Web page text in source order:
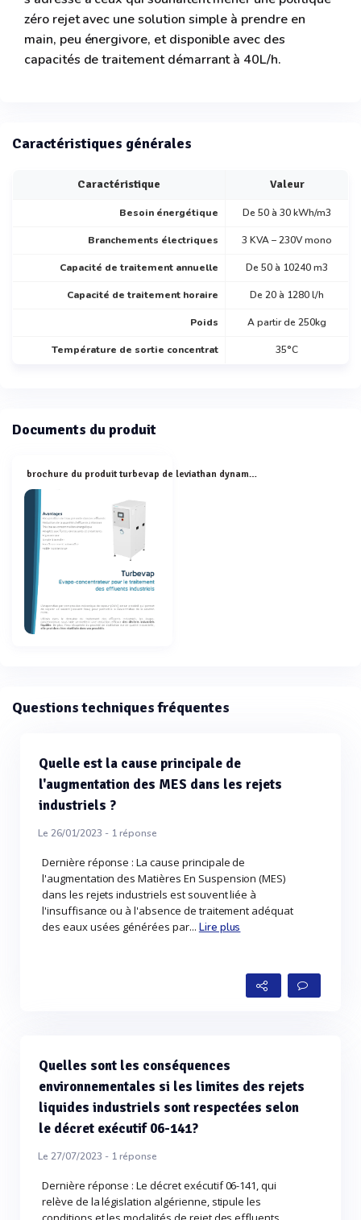
zéro rejet avec une solution simple à prendre en
main, peu énergivore, et disponible avec des
capacités de traitement démarrant à 40L/h.
Caractéristiques générales
Caractéristique Valeur
Besoin énergétique De 50 à 30 kWh/m3
Branchements électriques 3 KVA – 230V mono
Capacité de traitement annuelle De 50 à 10240 m3
Capacité de traitement horaire De 20 à 1280 l/h
Poids A partir de 250kg
Température de sortie concentrat 35°C
Documents du produit
brochure du produit turbevap de leviathan dynamics
Questions techniques fréquentes
Quelle est la cause principale de
l'augmentation des MES dans les rejets
industriels ?
Le 26/01/2023 - 1réponse
Dernière réponse : La cause principale de
l'augmentation des Matières En Suspension (MES)
dans les rejets industriels est souvent liée à
l'insuffisance ou à l'absence de traitement adéquat
des eaux usées générées par... Lire plus
Quelles sont les conséquences
environnementales si les limites des rejets
liquides industriels sont respectées selon
le décret exécutif 06-141?
Le 27/07/2023 - 1réponse
Dernière réponse : Le décret exécutif 06-141, qui
relève de la législation algérienne, stipule les